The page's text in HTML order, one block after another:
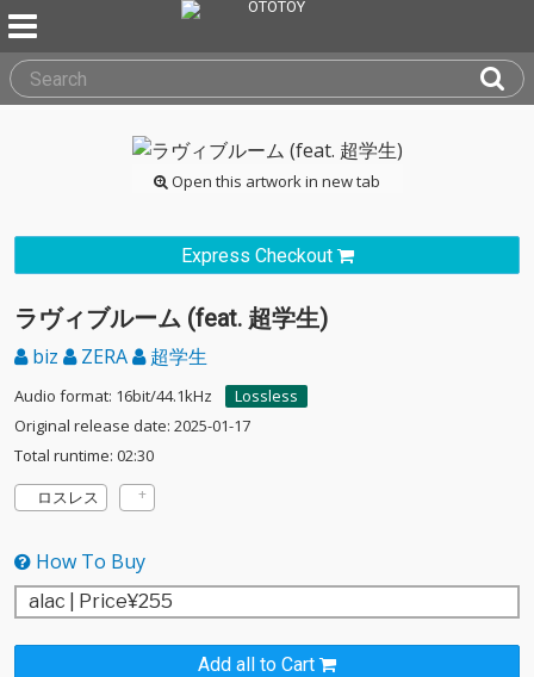
Open this artwork in new tab
Express Checkout
ラヴィブルーム (feat. 超学生)
biz ZERA 超学生
Audio format: 16bit/44.1kHz
Lossless
Original release date: 2025-01-17
Total runtime: 02:30
ロスレス
How To Buy
Add all to Cart